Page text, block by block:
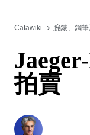
Catawiki 腕錶、鋼
拍賣